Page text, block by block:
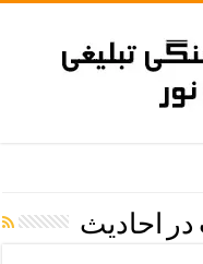
احادیث